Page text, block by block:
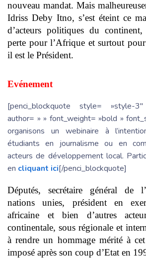
nouveau mandat. Mais
Idriss Deby Itno, s’est éteint ce
d’acteurs politiques du continent,
perte pour l’Afrique et surtout
il est le Président.
Evénement
[penci_blockquote style= »style-
author= » » font_weight= »bold »
organisons un webinaire à
étudiants en journalisme ou en
acteurs de développement local.
en cliquant ici[/penci_blockquote]
Députés, secrétaire général de
nations unies, président en
africaine et bien d’autres
continentale, sous régionale et
à rendre un hommage mérité à
imposé après son coup d’Etat en